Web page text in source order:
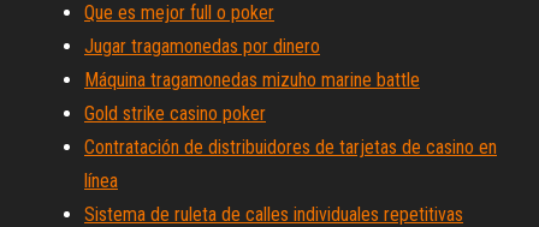
Que es mejor full o poker
Jugar tragamonedas por dinero
Máquina tragamonedas mizuho marine battle
Gold strike casino poker
Contratación de distribuidores de tarjetas de casino en
línea
Sistema de ruleta de calles individuales repetitivas